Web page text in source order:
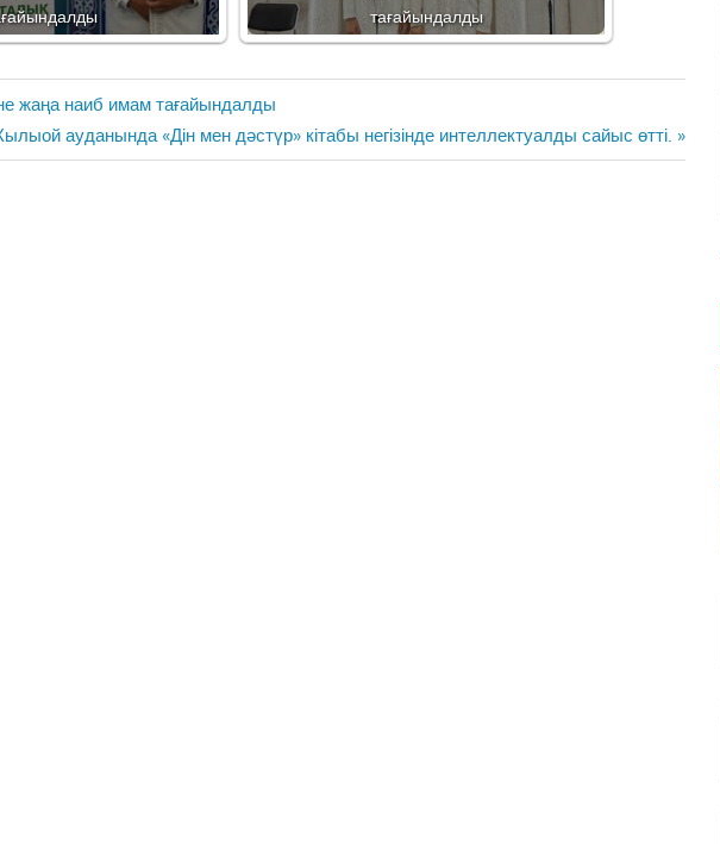
тағайындалды
жаңа наиб имам тағайындалды
ауданында «Дін мен дәстүр» кітабы негізінде интеллектуалды сайыс өтті.